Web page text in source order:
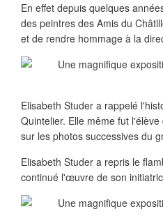
En effet depuis quelques
des peintres des Amis du
et de rendre hommage à la
Elisabeth Studer a rappelé
Quintelier. Elle même fut
sur les photos successives du
Elisabeth Studer a repris le
continué l'œuvre de son